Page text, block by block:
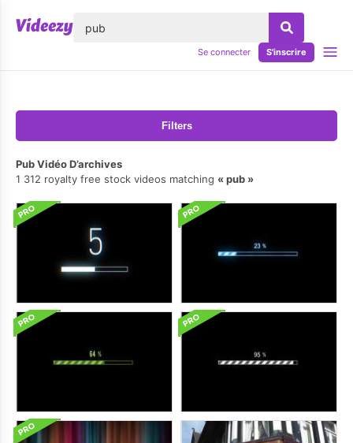
Se connecter S'inscrire
Filters
Pub Vidéo D’archives
1 312 royalty free stock videos matching
pub